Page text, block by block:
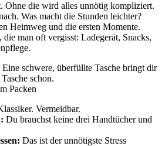
Ohne die wird alles unnötig kompliziert.
Was macht die Stunden leichter?
Heimweg und die ersten Momente.
man oft vergisst: Ladegerät, Snacks,
schwere, überfüllte Tasche bringt dir
schon.
Packen
Vermeidbar.
Du brauchst keine drei Handtücher und
Das ist der unnötigste Stress